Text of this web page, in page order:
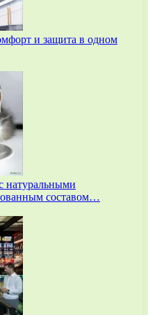
и защита в одном
натуральными
составом…